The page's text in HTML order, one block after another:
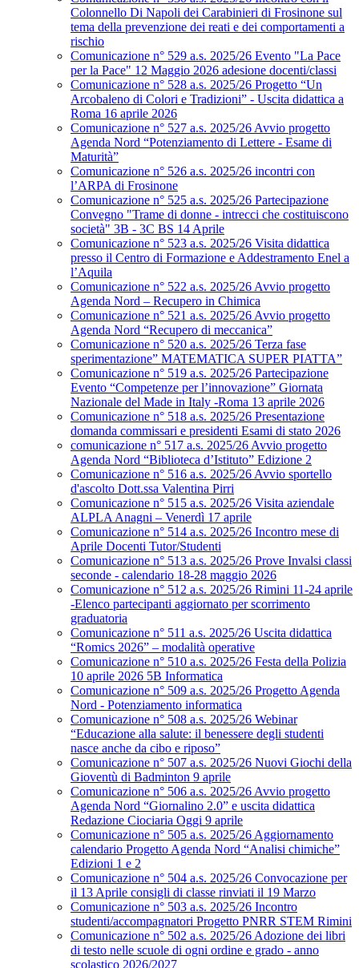
Colonnello Di Napoli dei Carabinieri di Frosinone sul
tema della prevenzione dei reati e dei comportamenti a
rischio
Comunicazione n° 529 a.s. 2025/26 Evento "La Pace
per la Pace" 12 Maggio 2026 adesione docenti/classi
Comunicazione n° 528 a.s. 2025/26 Progetto “Un
Arcobaleno di Colori e Tradizioni” - Uscita didattica a
Roma 16 aprile 2026
Comunicazione n° 527 a.s. 2025/26 Avvio progetto
Agenda Nord “Potenziamento di Lettere - Esame di
Maturità”
Comunicazione n° 526 a.s. 2025/26 incontri con
l’ARPA di Frosinone
Comunicazione n° 525 a.s. 2025/26 Partecipazione
Convegno "Trame di donne - intrecci che costituiscono
società" 3B - 3C BS 14 Aprile
Comunicazione n° 523 a.s. 2025/26 Visita didattica
presso il Centro di Formazione e Addestramento Enel a
l’Aquila
Comunicazione n° 522 a.s. 2025/26 Avvio progetto
Agenda Nord – Recupero in Chimica
Comunicazione n° 521 a.s. 2025/26 Avvio progetto
Agenda Nord “Recupero di meccanica”
Comunicazione n° 520 a.s. 2025/26 Terza fase
sperimentazione” MATEMATICA SUPER PIATTA”
Comunicazione n° 519 a.s. 2025/26 Partecipazione
Evento “Competenze per l’innovazione” Giornata
Nazionale del Made in Italy -Roma 13 aprile 2026
Comunicazione n° 518 a.s. 2025/26 Presentazione
domanda commissari e presidenti Esami di stato 2026
comunicazione n° 517 a.s. 2025/26 Avvio progetto
Agenda Nord “Biblioteca d’Istituto” Edizione 2
Comunicazione n° 516 a.s. 2025/26 Avvio sportello
d'ascolto Dott.ssa Valentina Pirri
Comunicazione n° 515 a.s. 2025/26 Visita aziendale
ALPLA Anagni – Venerdì 17 aprile
Comunicazione n° 514 a.s. 2025/26 Incontro mese di
Aprile Docenti Tutor/Studenti
Comunicazione n° 513 a.s. 2025/26 Prove Invalsi classi
seconde - calendario 18-28 maggio 2026
Comunicazione n° 512 a.s. 2025/26 Rimini 11-24 aprile
-Elenco partecipanti aggiornato per scorrimento
graduatoria
Comunicazione n° 511 a.s. 2025/26 Uscita didattica
“Romics 2026” – modalità operative
Comunicazione n° 510 a.s. 2025/26 Festa della Polizia
10 aprile 2026 5B Informatica
Comunicazione n° 509 a.s. 2025/26 Progetto Agenda
Nord - Potenziamento informatica
Comunicazione n° 508 a.s. 2025/26 Webinar
“Educazione alla salute: il benessere degli studenti
nasce anche da cibo e riposo”
Comunicazione n° 507 a.s. 2025/26 Nuovi Giochi della
Gioventù di Badminton 9 aprile
Comunicazione n° 506 a.s. 2025/26 Avvio progetto
Agenda Nord “Giornalino 2.0” e uscita didattica
Redazione Ciociaria Oggi 9 aprile
Comunicazione n° 505 a.s. 2025/26 Aggiornamento
calendario Progetto Agenda Nord “Analisi chimiche”
Edizioni 1 e 2
Comunicazione n° 504 a.s. 2025/26 Convocazione per
il 13 Aprile consigli di classe rinviati il 19 Marzo
Comunicazione n° 503 a.s. 2025/26 Incontro
studenti/accompagnatori Progetto PNRR STEM Rimini
Comunicazione n° 502 a.s. 2025/26 Adozione dei libri
di testo nelle scuole di ogni ordine e grado - anno
scolastico 2026/2027